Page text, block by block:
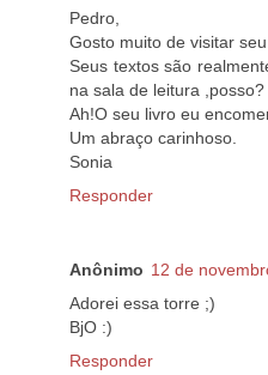
Pedro,
Gosto muito de visitar
Seus textos são
na sala de leitura ,posso?
Ah!O seu livro eu
Um abraço carinhoso.
Sonia
Responder
Anônimo 12 de
Adorei essa torre ;)
BjO :)
Responder